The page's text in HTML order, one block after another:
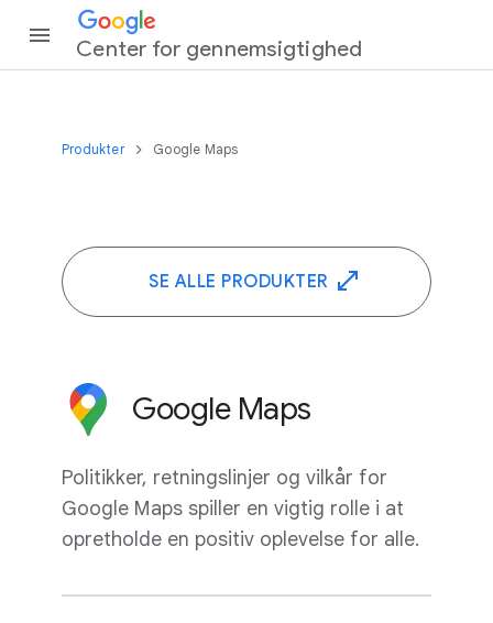
Center for gennemsigtighed
Produkter Google Maps
SE ALLE PRODUKTER
Google Maps
Politikker, retningslinjer og vilkår for
Google Maps spiller en vigtig rolle i at
opretholde en positiv oplevelse for alle.